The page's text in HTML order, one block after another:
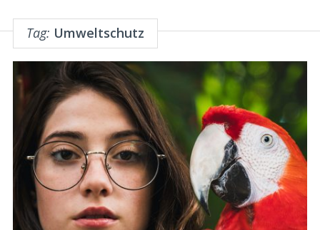
Tag: Umweltschutz